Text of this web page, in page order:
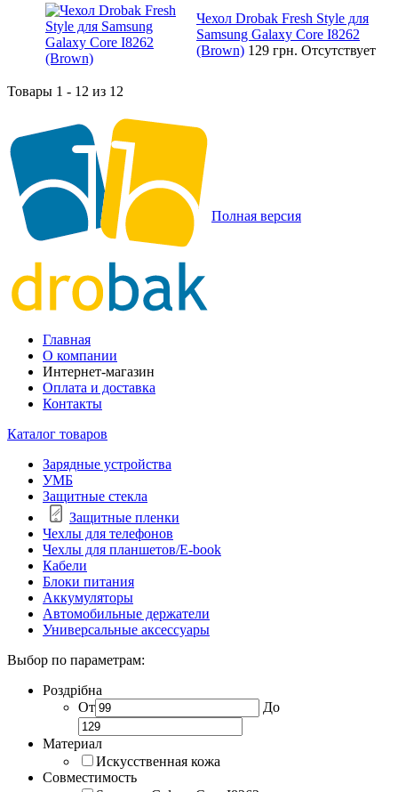
Чехол Drobak Fresh Style для
Samsung Galaxy Core I8262
(Brown) 129 грн. Отсутствует
Товары 1 - 12 из 12
Полная версия
Главная
О компании
Интернет-магазин
Оплата и доставка
Контакты
Каталог товаров
Зарядные устройства
УМБ
Защитные стекла
Защитные пленки
Чехлы для телефонов
Чехлы для планшетов/E-book
Кабели
Блоки питания
Аккумуляторы
Автомобильные держатели
Универсальные аксессуары
Выбор по параметрам:
Роздрібна
От
До
Материал
Искусственная кожа
Совместимость